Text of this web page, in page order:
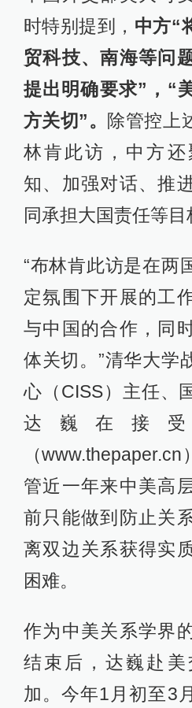
时特别提到， 中方“
贸科技、南海等问
提出明确要求”，“
方关切”。 除管控上
林肯此访，中方
知、加强对话、推
同承担大国责任等目
“布林肯此访是在两
定氛围下开展的工
与中国的合作，同
体关切。”清华大学
心（CISS）主任、
达巍在接
（
管近一年来中美高
前只能做到防止关
离双边关系获得实
困难。
作为中美关系学界
结束后，达巍赴
加。今年1月初至3